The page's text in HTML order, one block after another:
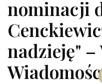
nominacji
nadzieję" –